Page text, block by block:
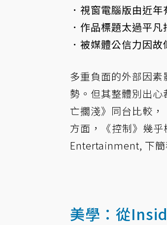
．視窗電腦版由近年
．作品標題太過平
．被媒體公信力因
多重負面的外部因
勢。但其整體別出
亡擱淺》同台比較
方面，《控制》幾
Entertainment, 下簡
美學：從